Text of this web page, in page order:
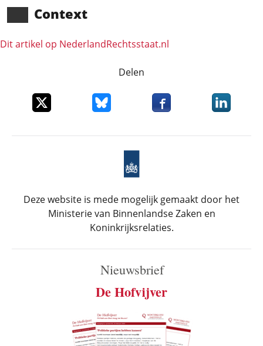
Context
Dit artikel op NederlandRechts­staat.nl
Delen
Deel dit item op XDeel dit item op Bluesky
Deel dit item opDeel dit
Deze website is mede mogelijk gemaakt door het
Ministerie van Binnenlandse Zaken en
Koninkrijksrelaties.
Nieuwsbrief
De Hofvijver